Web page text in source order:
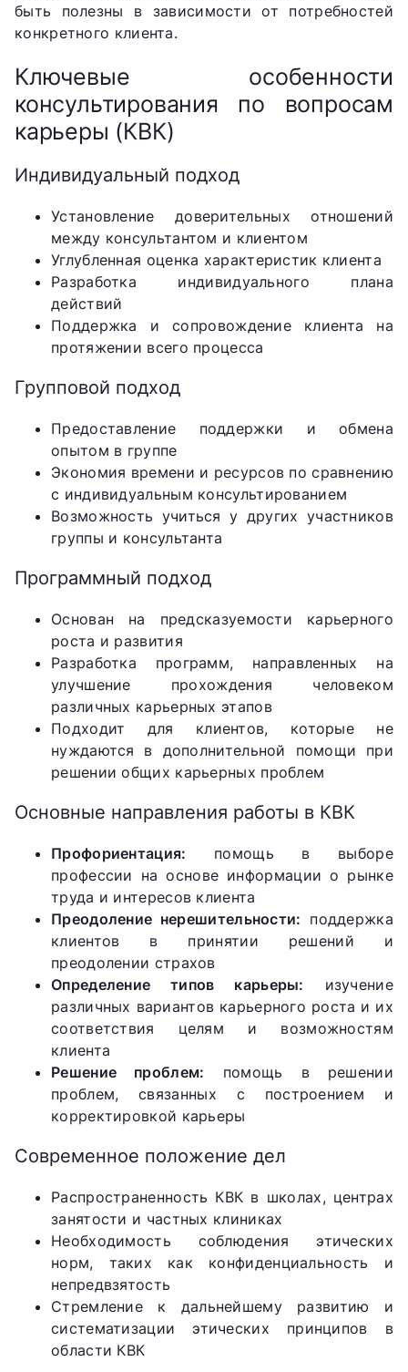
быть полезны в зависимости от потребностей
конкретного клиента.
Ключевые особенности
консультирования по вопросам
карьеры (КВК)
Индивидуальный подход
Установление доверительных отношений
между консультантом и клиентом
Углубленная оценка характеристик клиента
Разработка индивидуального плана
действий
Поддержка и сопровождение клиента на
протяжении всего процесса
Групповой подход
Предоставление поддержки и обмена
опытом в группе
Экономия времени и ресурсов по сравнению
с индивидуальным консультированием
Возможность учиться у других участников
группы и консультанта
Программный подход
Основан на предсказуемости карьерного
роста и развития
Разработка программ, направленных на
улучшение прохождения человеком
различных карьерных этапов
Подходит для клиентов, которые не
нуждаются в дополнительной помощи при
решении общих карьерных проблем
Основные направления работы в КВК
Профориентация: помощь в выборе
профессии на основе информации о рынке
труда и интересов клиента
Преодоление нерешительности: поддержка
клиентов в принятии решений и
преодолении страхов
Определение типов карьеры: изучение
различных вариантов карьерного роста и их
соответствия целям и возможностям
клиента
Решение проблем: помощь в решении
проблем, связанных с построением и
корректировкой карьеры
Современное положение дел
Распространенность КВК в школах, центрах
занятости и частных клиниках
Необходимость соблюдения этических
норм, таких как конфиденциальность и
непредвзятость
Стремление к дальнейшему развитию и
систематизации этических принципов в
области КВК